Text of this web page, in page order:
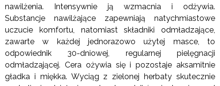
nawilżenia. Intensywnie ją wzmacnia i odżywia.
Substancje nawilżające zapewniają natychmiastowe
uczucie komfortu, natomiast składniki odmładzające,
zawarte w każdej jednorazowo użytej masce, to
odpowiednik 30-dniowej, regularnej pielęgnacji
odmładzającej. Cera ożywia się i pozostaje aksamitnie
gładka i miękka. Wyciąg z zielonej herbaty skutecznie